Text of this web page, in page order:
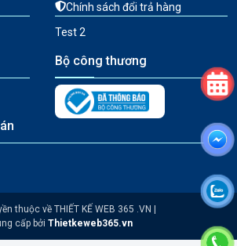
Chính sách đổi trả hàng
Test 2
Bộ công thương
thuộc về THIẾT KẾ WEB 365 .VN |
cấp bởi Thietkeweb365.vn